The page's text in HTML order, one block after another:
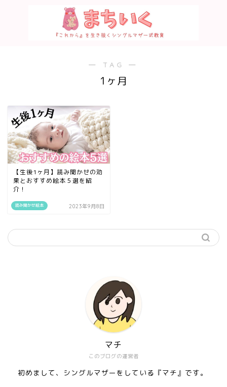
― TAG ―
1ヶ月
読み聞かせ絵本
【生後1ヶ月】読み聞かせの効
果とおすすめ絵本５選を紹
介！
2023年9月8日
このブログの運営者
マチ
初めまして、シングルマザーをしている『マチ』です。